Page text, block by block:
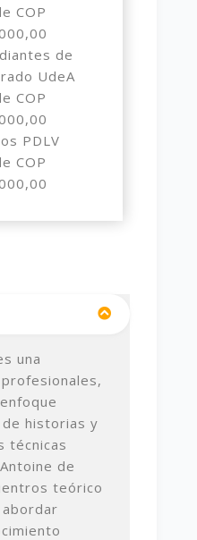
COP
de
UdeA
COP
PDLV
COP
una
historias y
técnicas
de
teórico